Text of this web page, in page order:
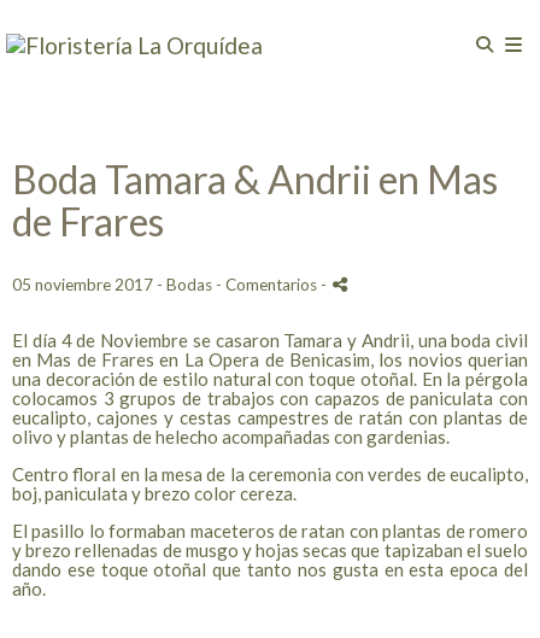
Boda Tamara & Andrii en Mas
de Frares
05 noviembre 2017 - Bodas - Comentarios -
El día 4 de Noviembre se casaron Tamara y Andrii, una boda civil
en Mas de Frares en La Opera de Benicasim, los novios querian
una decoración de estilo natural con toque otoñal. En la pérgola
colocamos 3 grupos de trabajos con capazos de paniculata con
eucalipto, cajones y cestas campestres de ratán con plantas de
olivo y plantas de helecho acompañadas con gardenias.
Centro floral en la mesa de la ceremonia con verdes de eucalipto,
boj, paniculata y brezo color cereza.
El pasillo lo formaban maceteros de ratan con plantas de romero
y brezo rellenadas de musgo y hojas secas que tapizaban el suelo
dando ese toque otoñal que tanto nos gusta en esta epoca del
año.